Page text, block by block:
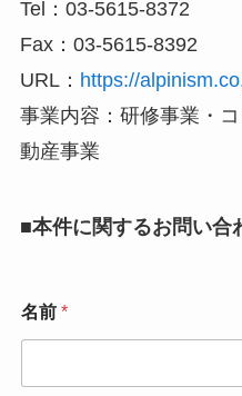
Tel：03-5615-8372
Fax：03-5615-8392
URL： https://
事業内容：研修事業・
動産事業
■本件に関するお問い合
名前 *